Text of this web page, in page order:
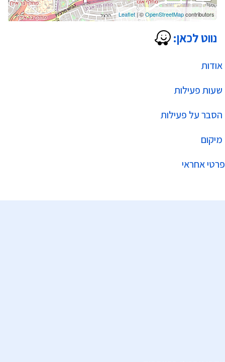
אודות
שעות פעילות
הסבר על פעילות
מיקום
פרטי אחראי
Leaflet | ©OpenStreetMapcontributors
נווט לכאן: